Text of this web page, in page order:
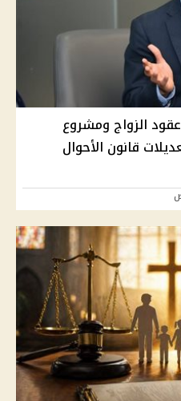
الزواج ومشروع
قانون الأحوال